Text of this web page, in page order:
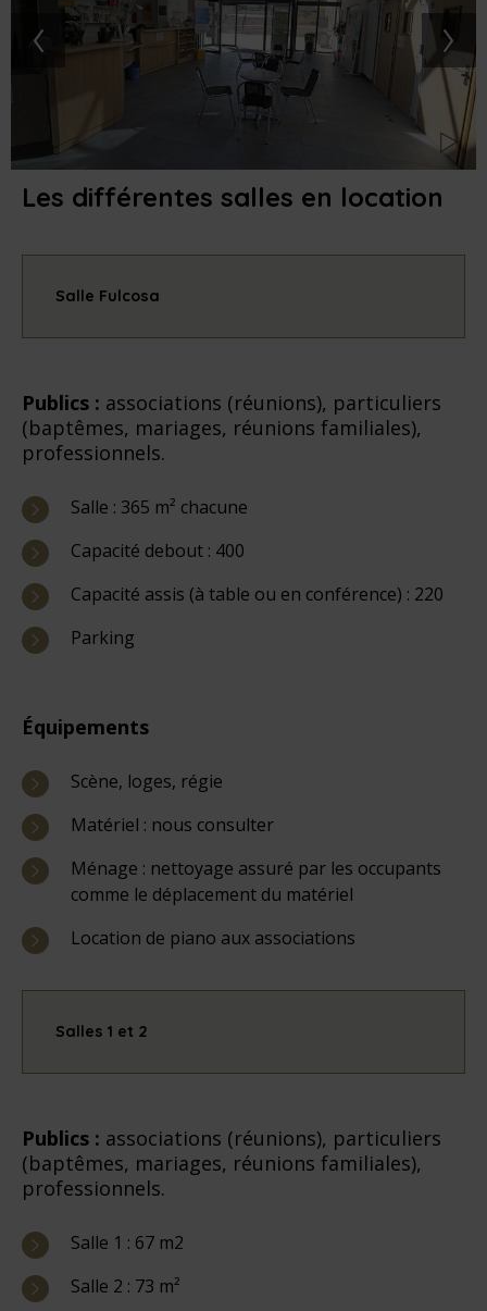
‹ ›
Les différentes salles en location
Salle Fulcosa
Publics : associations (réunions), particuliers
(baptêmes, mariages, réunions familiales),
professionnels.
Salle : 365 m² chacune
Capacité debout : 400
Capacité assis (à table ou en conférence) : 220
Parking
Équipements
Scène, loges, régie
Matériel : nous consulter
Ménage : nettoyage assuré par les occupants
comme le déplacement du matériel
Location de piano aux associations
Salles 1 et 2
Publics : associations (réunions), particuliers
(baptêmes, mariages, réunions familiales),
professionnels.
Salle 1 : 67 m2
Salle 2 : 73 m²